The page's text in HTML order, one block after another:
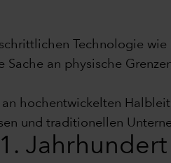
Technologie
an physische
hochentwickelten
und traditionellen
Jahrhundert